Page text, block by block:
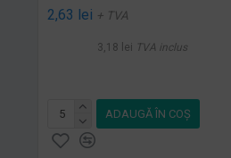
2,63 lei + TVA
3,18 lei TVA inclus
ADAUGĂ ÎN COŞ